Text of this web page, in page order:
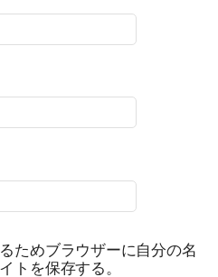
ためブラウザーに自分の名
トを保存する。